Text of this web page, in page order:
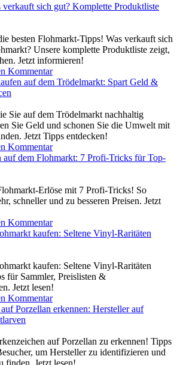
verkauft sich gut? Komplette Produktliste
besten Flohmarkt-Tipps! Was verkauft sich
Unsere komplette Produktliste zeigt,
Jetzt informieren!
Kommentar
auf dem Trödelmarkt: Spart Geld &
Sie auf dem Trödelmarkt nachhaltig
Sie Geld und schonen Sie die Umwelt mit
Jetzt Tipps entdecken!
Kommentar
auf dem Flohmarkt: 7 Profi-Tricks für Top-
Erlöse mit 7 Profi-Tricks! So
schneller und zu besseren Preisen. Jetzt
Kommentar
kaufen: Seltene Vinyl-Raritäten
kaufen: Seltene Vinyl-Raritäten
für Sammler, Preislisten &
Jetzt lesen!
Kommentar
Porzellan erkennen: Hersteller auf
auf Porzellan zu erkennen! Tipps
um Hersteller zu identifizieren und
finden. Jetzt lesen!